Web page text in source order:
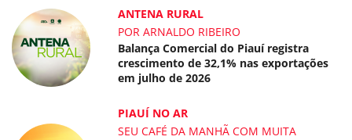
ANTENA RURAL
POR ARNALDO RIBEIRO
Balança Comercial do Piauí registra
crescimento de 32,1% nas exportações
em julho de 2026
PIAUÍ NO AR
SEU CAFÉ DA MANHÃ COM MUITA